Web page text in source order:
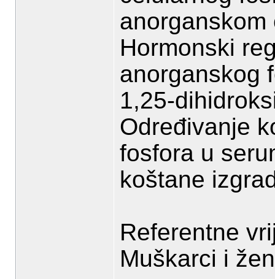
Hormonski
anorganskog
1,25-
Određivanje
fosfora u
koštane
Referentne
Muškarci i